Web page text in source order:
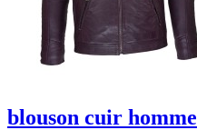
blouson cuir homme